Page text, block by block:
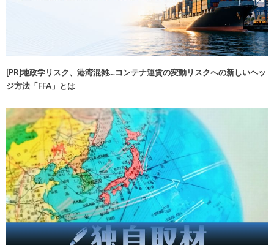
[PR]地政学リスク、港湾混雑…コンテナ運賃の変動リスクへの新しいヘッ
ジ方法「FFA」とは